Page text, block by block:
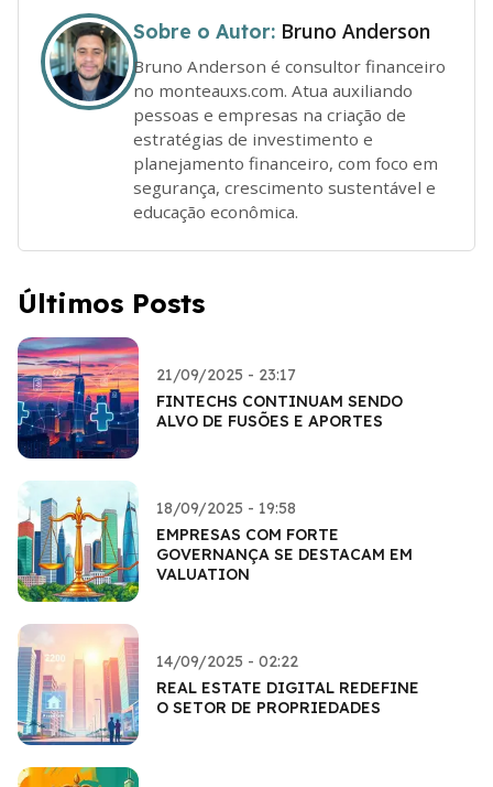
Sobre o Autor: Bruno Anderson
Bruno Anderson é consultor financeiro
no monteauxs.com. Atua auxiliando
pessoas e empresas na criação de
estratégias de investimento e
planejamento financeiro, com foco em
segurança, crescimento sustentável e
educação econômica.
Últimos Posts
21/09/2025 - 23:17
FINTECHS CONTINUAM SENDO
ALVO DE FUSÕES E APORTES
18/09/2025 - 19:58
EMPRESAS COM FORTE
GOVERNANÇA SE DESTACAM EM
VALUATION
14/09/2025 - 02:22
REAL ESTATE DIGITAL REDEFINE
O SETOR DE PROPRIEDADES